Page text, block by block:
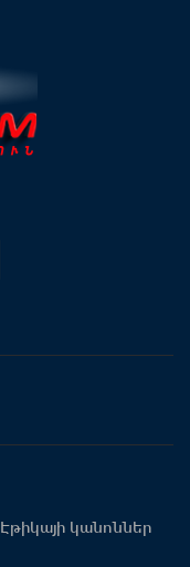
Էթիկայի կանոններ